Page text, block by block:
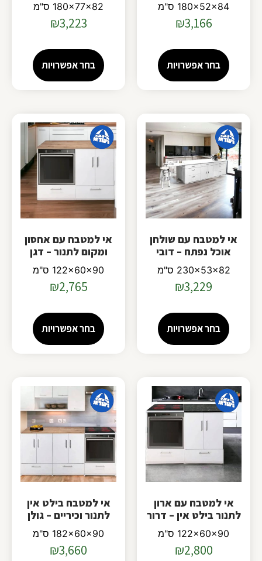
180x52x84 ס"מ
₪3,166
בחר אפשרויות
180x77x82 ס"מ
₪3,223
בחר אפשרויות
אי למטבח עם שולחן
אוכל נפתח – דובי
230x53x82 ס"מ
₪3,229
בחר אפשרויות
אי למטבח עם אחסון
ומקום לתנור – דגן
122x60x90 ס"מ
₪2,765
בחר אפשרויות
אי למטבח עם ארון
לתנור בילט אין – דרור
122x60x90 ס"מ
₪2,800
אי למטבח בילט אין
לתנור וכיריים – גולן
182x60x90 ס"מ
₪3,660